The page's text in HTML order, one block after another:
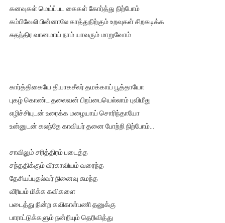
கனவுகள் மெய்ப்பட கைகள் கோர்த்து நிற்போம்
கம்பிவேலி பின்னாலே காத்துநிற்கும் உறவுகள் சிறகடிக்க
சுதந்திர வானமாய் நாம் யாவரும் மாறுவோம்
கார்த்திகையே தியாகசீலர் தமக்காய் பூத்தாயோ
புகழ் கொண்ட தலைவன் பிறப்பையெல்லாம் புவிமீது
எழிச்சியுடன் உரைக்க மழையாய் சொரிந்தாயோ
உன்னுடன் கலந்தே காவியர் தனை போற்றி நிற்போம்…
சாவிலும் சரித்திரம் படைத்த
சந்ததிக்கும் வீரகாவியம் வரைந்த
தேசியப்புதல்வர் நினைவு சுமந்த
வீரியம் மிக்க கவிகளை
படைத்து நின்ற கவிகாள்பணி தனுக்கு
பாராட்டுக்களும் நன்றியும் தெரிவித்து